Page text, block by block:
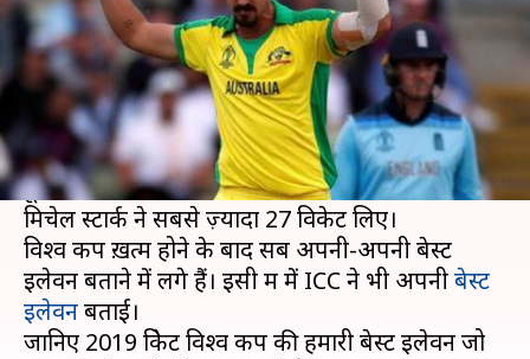
लेखन मोहम्मद वाहिद Jul 16, 2019 01:52 pm
क्या है खबर?
2019 क्रिकेट विश्व के फाइनल मुकाबले में इंग्लैंड ने
न्यूजीलैंड को हराकर पहली बार खिताब पर कब्जा किया।
टूर्नामेंट में रोहित शर्मा ने सबसे ज़्यादा 648 रन बनाए। वहीं
मिचेल स्टार्क ने सबसे ज़्यादा 27 विकेट लिए।
विश्व कप ख़त्म होने के बाद सब अपनी-अपनी बेस्ट
इलेवन बताने में लगे हैं। इसी क्रम में ICC ने भी अपनीबेस्ट
इलेवनबताई।
जानिए 2019 क्रिकेट विश्व कप की हमारी बेस्ट इलेवन जो